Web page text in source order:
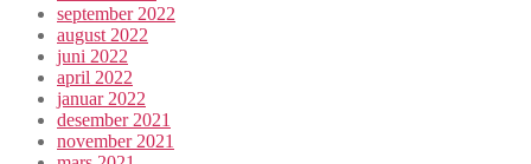
september 2022
august 2022
juni 2022
april 2022
januar 2022
desember 2021
november 2021